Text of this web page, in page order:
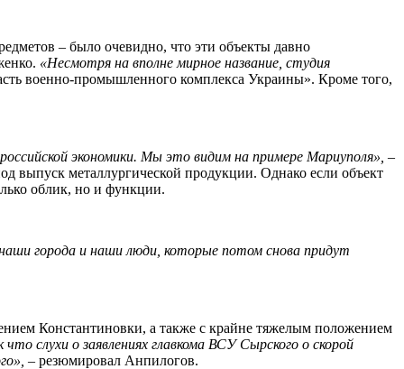
– было очевидно, что эти объекты давно
«Несмотря на вполне мирное название, студия
военно-промышленного комплекса Украины». Кроме того,
экономики. Мы это видим на примере Мариуполя», –
выпуск металлургической продукции. Однако если объект
облик, но и функции.
города и наши люди, которые потом снова придут
Константиновки, а также с крайне тяжелым положением
слухи о заявлениях главкома ВСУ Сырского о скорой
– резюмировал Анпилогов.